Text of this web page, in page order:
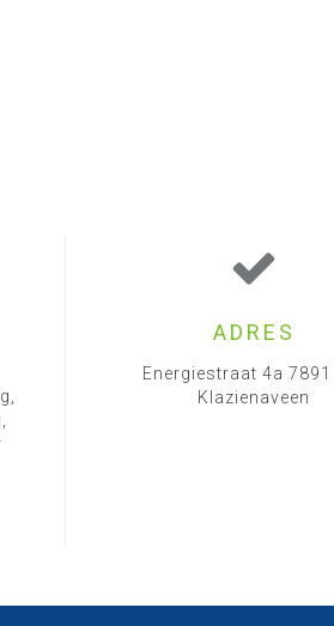
ADRES
Energiestraat 4a 7891
Klazienaveen